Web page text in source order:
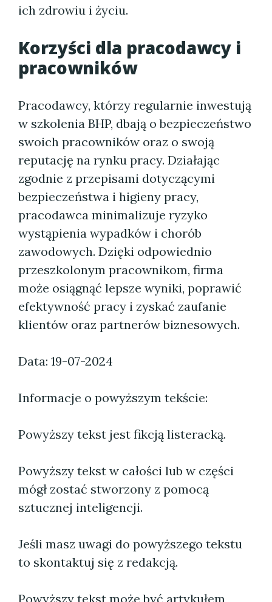
ich zdrowiu i życiu.
Korzyści dla pracodawcy i
pracowników
Pracodawcy, którzy regularnie inwestują
w szkolenia BHP, dbają o bezpieczeństwo
swoich pracowników oraz o swoją
reputację na rynku pracy. Działając
zgodnie z przepisami dotyczącymi
bezpieczeństwa i higieny pracy,
pracodawca minimalizuje ryzyko
wystąpienia wypadków i chorób
zawodowych. Dzięki odpowiednio
przeszkolonym pracownikom, firma
może osiągnąć lepsze wyniki, poprawić
efektywność pracy i zyskać zaufanie
klientów oraz partnerów biznesowych.
Data: 19-07-2024
Informacje o powyższym tekście:
Powyższy tekst jest fikcją listeracką.
Powyższy tekst w całości lub w części
mógł zostać stworzony z pomocą
sztucznej inteligencji.
Jeśli masz uwagi do powyższego tekstu
to skontaktuj się z redakcją.
Powyższy tekst może być artykułem